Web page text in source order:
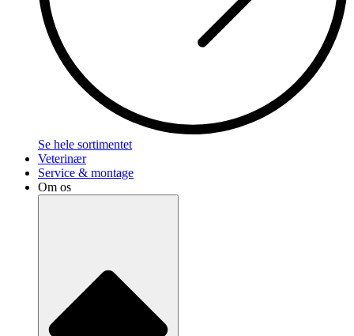
Se hele sortimentet
Veterinær
Service & montage
Om os